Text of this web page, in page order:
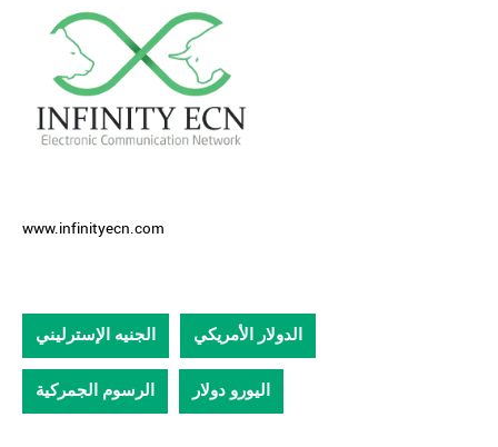
www.infinityecn.com
الجنيه الإسترليني الدولار الأمريكي
الرسوم الجمركية اليورو دولار